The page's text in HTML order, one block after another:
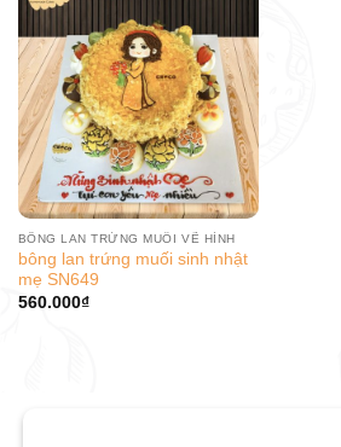
BÔNG LAN TRỨNG MUỐI VẼ HÌNH
bông lan trứng muối sinh nhật
mẹ SN649
560.000₫